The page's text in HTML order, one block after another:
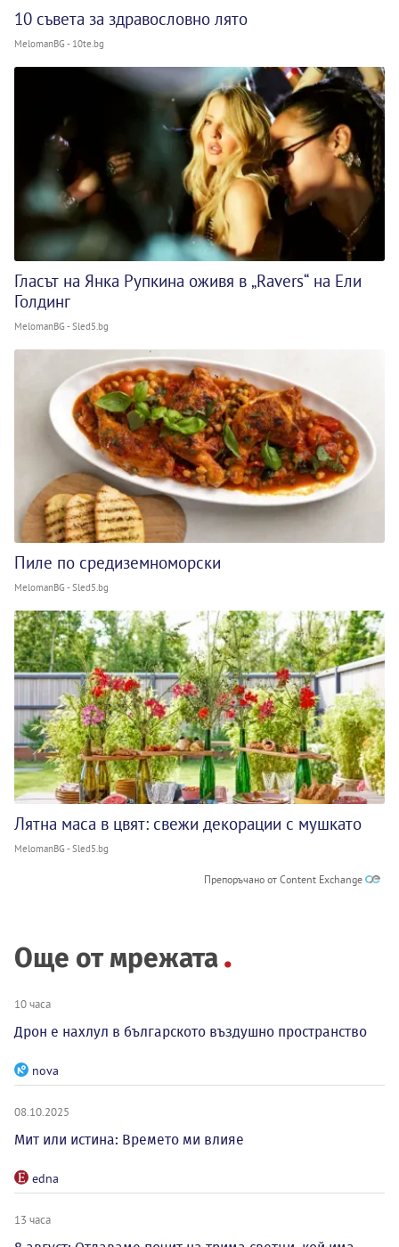
10 съвета за здравословно лято
MelomanBG - 10te.bg
Гласът на Янка Рупкина оживя в „Ravers“ на Ели
Голдинг
MelomanBG - Sled5.bg
Пиле по средиземноморски
MelomanBG - Sled5.bg
Лятна маса в цвят: свежи декорации с мушкато
MelomanBG - Sled5.bg
Препоръчано от Content Exchange
Още от мрежата
10 часа
Дрон е нахлул в българското въздушно пространство
nova
08.10.2025
Мит или истина: Времето ми влияе
edna
13 часа